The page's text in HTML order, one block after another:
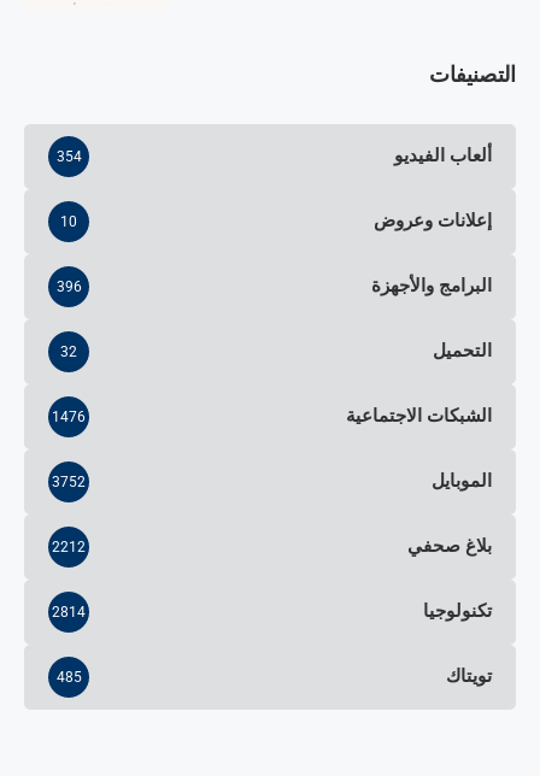
التصنيفات
ألعاب الفيديو 354
إعلانات وعروض 10
البرامج والأجهزة 396
التحميل 32
الشبكات الاجتماعية 1476
الموبايل 3752
بلاغ صحفي 2212
تكنولوجيا 2814
تويتاك 485